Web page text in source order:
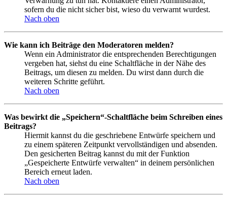
sofern du die nicht sicher bist, wieso du verwarnt wurdest.
Nach oben
Wie kann ich Beiträge den Moderatoren melden?
Wenn ein Administrator die entsprechenden Berechtigungen
vergeben hat, siehst du eine Schaltfläche in der Nähe des
Beitrags, um diesen zu melden. Du wirst dann durch die
weiteren Schritte geführt.
Nach oben
Was bewirkt die „Speichern“-Schaltfläche beim Schreiben eines
Beitrags?
Hiermit kannst du die geschriebene Entwürfe speichern und
zu einem späteren Zeitpunkt vervollständigen und absenden.
Den gesicherten Beitrag kannst du mit der Funktion
„Gespeicherte Entwürfe verwalten“ in deinem persönlichen
Bereich erneut laden.
Nach oben